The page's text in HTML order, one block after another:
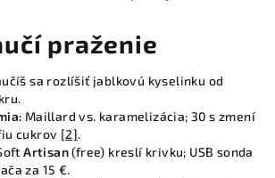
praženie
sa rozlíšiť jablkovú kyselinku od
Maillard vs. karamelizácia; 30 s zmení
cukrov [2].
Artisan(free) kreslí krivku; USB sonda
za 15 €.